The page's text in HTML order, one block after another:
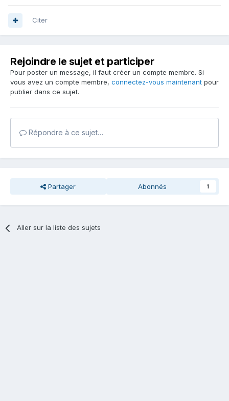
Citer
Rejoindre le sujet et participer
Pour poster un message, il faut créer un compte membre. Si
vous avez un compte membre, connectez-vous maintenant pour
publier dans ce sujet.
Répondre à ce sujet…
Partager Abonnés 1
Aller sur la liste des sujets